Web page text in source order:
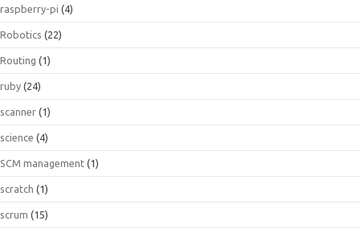
raspberry-pi (4)
Robotics (22)
Routing (1)
ruby (24)
scanner (1)
science (4)
SCM management (1)
scratch (1)
scrum (15)